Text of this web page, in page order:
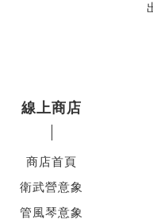
線上商店
商店首頁
衛武營意象
管風琴意象